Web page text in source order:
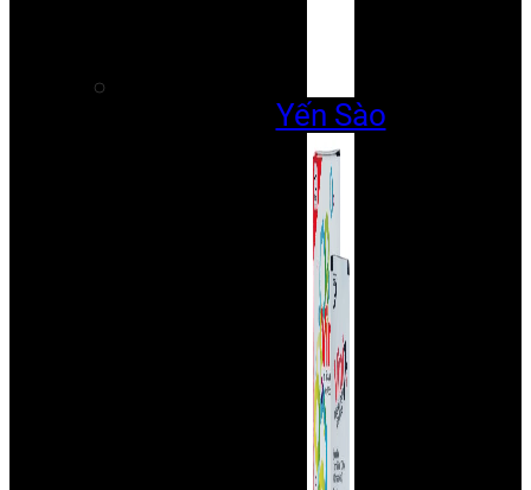
Yến Sào